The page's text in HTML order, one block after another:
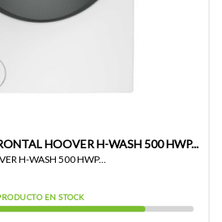
HOOVER H-WASH 500 HWP...
H-WASH 500 HWP...
EN STOCK